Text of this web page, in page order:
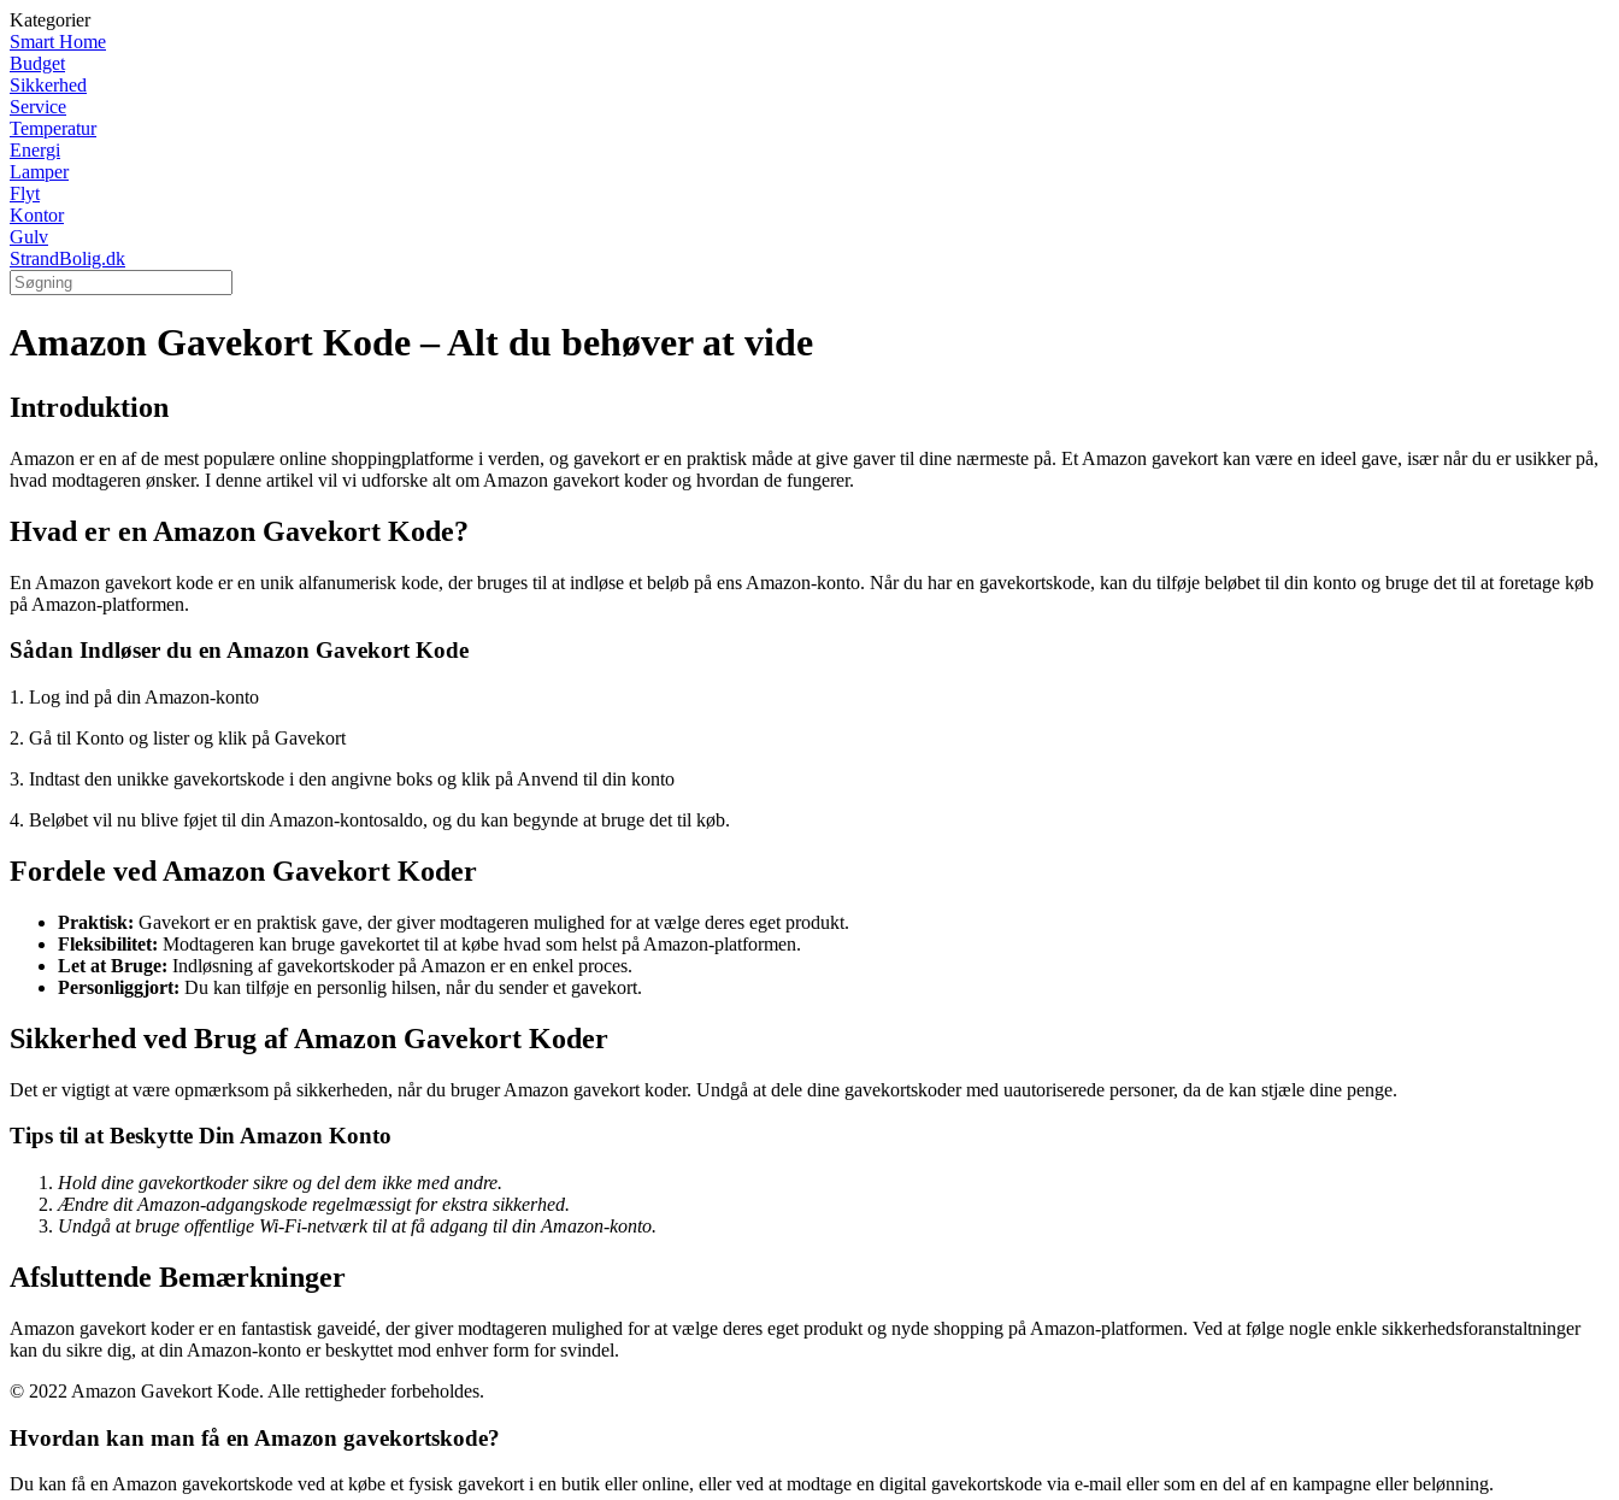
Kategorier
Smart Home
Budget
Sikkerhed
Service
Temperatur
Energi
Lamper
Flyt
Kontor
Gulv
StrandBolig.dk
Amazon Gavekort Kode – Alt du behøver at vide
Introduktion
Amazon er en af de mest populære online shoppingplatforme i verden, og gavekort er en praktisk måde at give gaver til dine nærmeste på. Et Amazon gavekort kan være en ideel gave, især når du er usikker på,
hvad modtageren ønsker. I denne artikel vil vi udforske alt om Amazon gavekort koder og hvordan de fungerer.
Hvad er en Amazon Gavekort Kode?
En Amazon gavekort kode er en unik alfanumerisk kode, der bruges til at indløse et beløb på ens Amazon-konto. Når du har en gavekortskode, kan du tilføje beløbet til din konto og bruge det til at foretage køb
på Amazon-platformen.
Sådan Indløser du en Amazon Gavekort Kode
1. Log ind på din Amazon-konto
2. Gå til Konto og lister og klik på Gavekort
3. Indtast den unikke gavekortskode i den angivne boks og klik på Anvend til din konto
4. Beløbet vil nu blive føjet til din Amazon-kontosaldo, og du kan begynde at bruge det til køb.
Fordele ved Amazon Gavekort Koder
Praktisk: Gavekort er en praktisk gave, der giver modtageren mulighed for at vælge deres eget produkt.
Fleksibilitet: Modtageren kan bruge gavekortet til at købe hvad som helst på Amazon-platformen.
Let at Bruge: Indløsning af gavekortskoder på Amazon er en enkel proces.
Personliggjort: Du kan tilføje en personlig hilsen, når du sender et gavekort.
Sikkerhed ved Brug af Amazon Gavekort Koder
Det er vigtigt at være opmærksom på sikkerheden, når du bruger Amazon gavekort koder. Undgå at dele dine gavekortskoder med uautoriserede personer, da de kan stjæle dine penge.
Tips til at Beskytte Din Amazon Konto
Hold dine gavekortkoder sikre og del dem ikke med andre.
Ændre dit Amazon-adgangskode regelmæssigt for ekstra sikkerhed.
Undgå at bruge offentlige Wi-Fi-netværk til at få adgang til din Amazon-konto.
Afsluttende Bemærkninger
Amazon gavekort koder er en fantastisk gaveidé, der giver modtageren mulighed for at vælge deres eget produkt og nyde shopping på Amazon-platformen. Ved at følge nogle enkle sikkerhedsforanstaltninger
kan du sikre dig, at din Amazon-konto er beskyttet mod enhver form for svindel.
© 2022 Amazon Gavekort Kode. Alle rettigheder forbeholdes.
Hvordan kan man få en Amazon gavekortskode?
Du kan få en Amazon gavekortskode ved at købe et fysisk gavekort i en butik eller online, eller ved at modtage en digital gavekortskode via e-mail eller som en del af en kampagne eller belønning.